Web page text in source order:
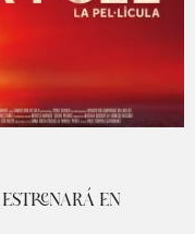
EN